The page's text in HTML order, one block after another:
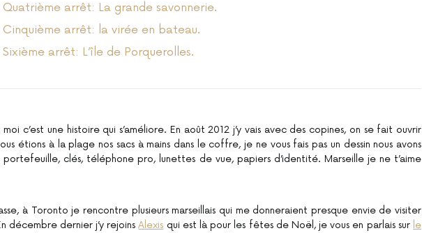
Quatrième arrêt: La grande savonnerie.
Cinquième arrêt: la virée en bateau.
Sixième arrêt: L’île de Porquerolles.
c’est une histoire qui s’améliore. En août 2012 j’y vais avec des copines, on se fait ouvrir
étions à la plage nos sacs à mains dans le coffre, je ne vous fais pas un dessin nous avons
clés, téléphone pro, lunettes de vue, papiers d’identité. Marseille je ne t’aime
à Toronto je rencontre plusieurs marseillais qui me donneraient presque envie de visiter
décembre dernier j’y rejoinsAlexis qui est là pour les fêtes de Noël, je vous en parlais sur le